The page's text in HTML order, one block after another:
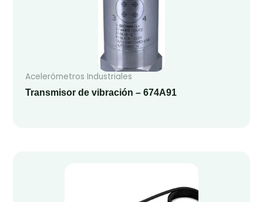
Acelerómetros Industriales
Transmisor de vibración – 674A91